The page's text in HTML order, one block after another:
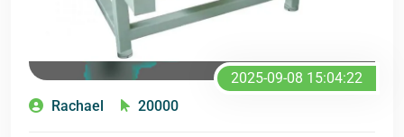
2025-09-08 15:04:22
Rachael
20000